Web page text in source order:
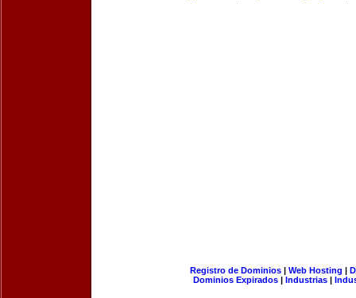
Registro de Dominios| Web Hosting |
Dominios Expirados | Industrias |